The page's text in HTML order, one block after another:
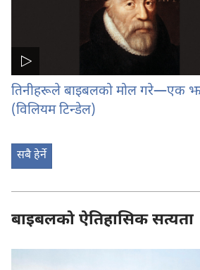
तिनीहरूले बाइबलको मोल गरे—एक
(विलियम टिन्डेल)
सबै हेर्ने
बाइबलको ऐतिहासिक सत्यता